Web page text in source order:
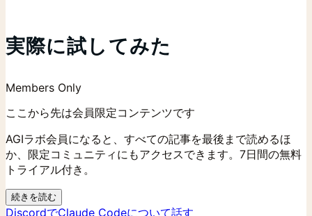
実際に試してみた
Members Only
ここから先は会員限定コンテンツです
AGIラボ会員になると、すべての記事を最後まで読めるほ
か、限定コミュニティにもアクセスできます。7日間の無料
トライアル付き。
続きを読む
DiscordでClaude Codeについて話す